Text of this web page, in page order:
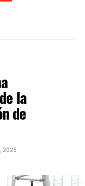
la
de
2026